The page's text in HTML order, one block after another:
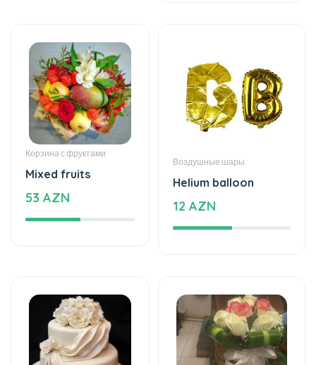
Корзина с фруктами
Mixed fruits
53 AZN
Воздушные шары
12 AZN